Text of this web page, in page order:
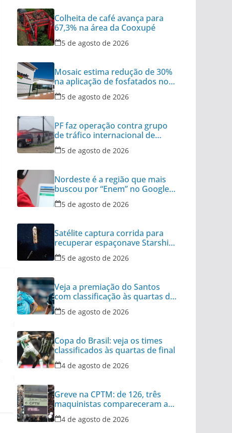
Colheita de café avança para
67,3% na área da Cooxupé
5 de agosto de 2026
Mosaic estima redução de 30%
na aplicação de fosfatados no
Brasil
5 de agosto de 2026
PF faz operação contra grupo
de tráfico internacional de
armas
5 de agosto de 2026
Nordeste é a região que mais
buscou por “Enem” no Google
no último ano
5 de agosto de 2026
Satélite captura corrida para
recuperar espaçonave Starship
no Oceano
5 de agosto de 2026
Veja a premiação do Santos
com classificação às quartas da
Copa do Brasil
5 de agosto de 2026
Copa do Brasil: veja os times
classificados às quartas de final
4 de agosto de 2026
Greve na CPTM: de 126, três
maquinistas compareceram ao
serviço nesta terça
4 de agosto de 2026